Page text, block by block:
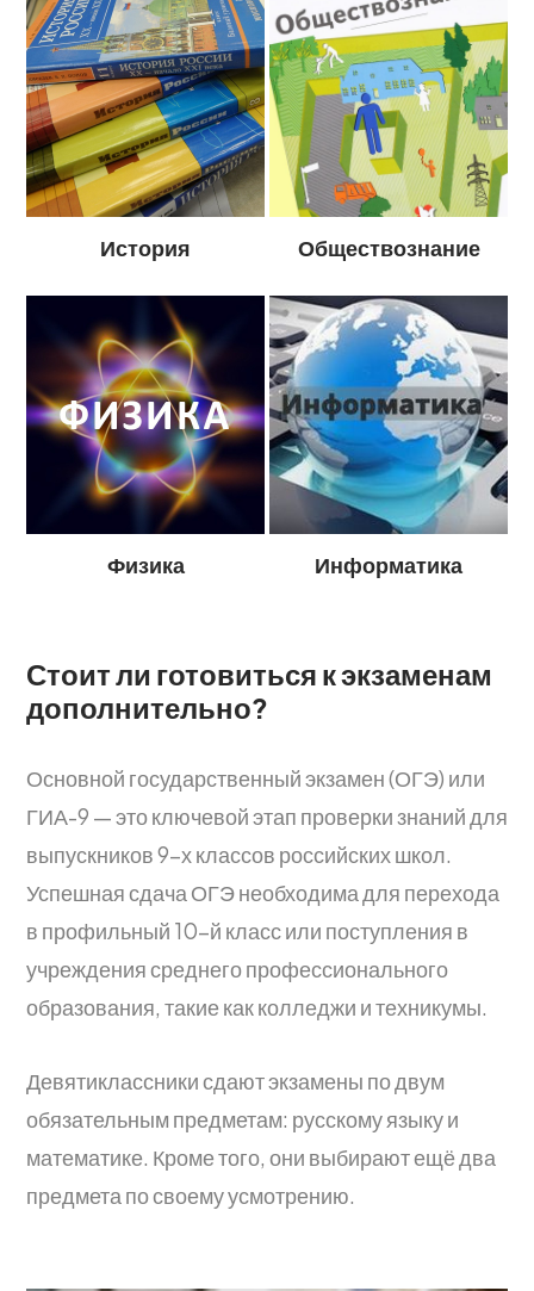
История Обществознание
Физика Информатика
Стоит ли готовиться к экзаменам
дополнительно?
Основной государственный экзамен (ОГЭ) или
ГИА-9 — это ключевой этап проверки знаний для
выпускников 9-х классов российских школ.
Успешная сдача ОГЭ необходима для перехода
в профильный 10-й класс или поступления в
учреждения среднего профессионального
образования, такие как колледжи и техникумы.
Девятиклассники сдают экзамены по двум
обязательным предметам: русскому языку и
математике. Кроме того, они выбирают ещё два
предмета по своему усмотрению.